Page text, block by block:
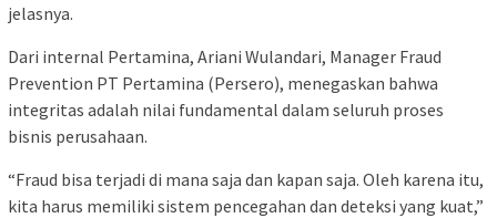
jelasnya.
Dari internal Pertamina, Ariani Wulandari, Manager Fraud
Prevention PT Pertamina (Persero), menegaskan bahwa
integritas adalah nilai fundamental dalam seluruh proses
bisnis perusahaan.
“Fraud bisa terjadi di mana saja dan kapan saja. Oleh karena itu,
kita harus memiliki sistem pencegahan dan deteksi yang kuat,”